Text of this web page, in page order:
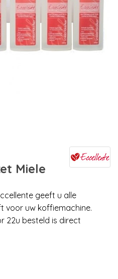
Miele
geeft u alle
voor uw koffiemachine.
22u besteld is direct